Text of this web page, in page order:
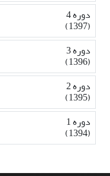
دوره 4
(1397)
دوره 3
(1396)
دوره 2
(1395)
دوره 1
(1394)